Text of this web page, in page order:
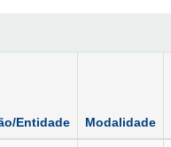
Entidade Modalidade